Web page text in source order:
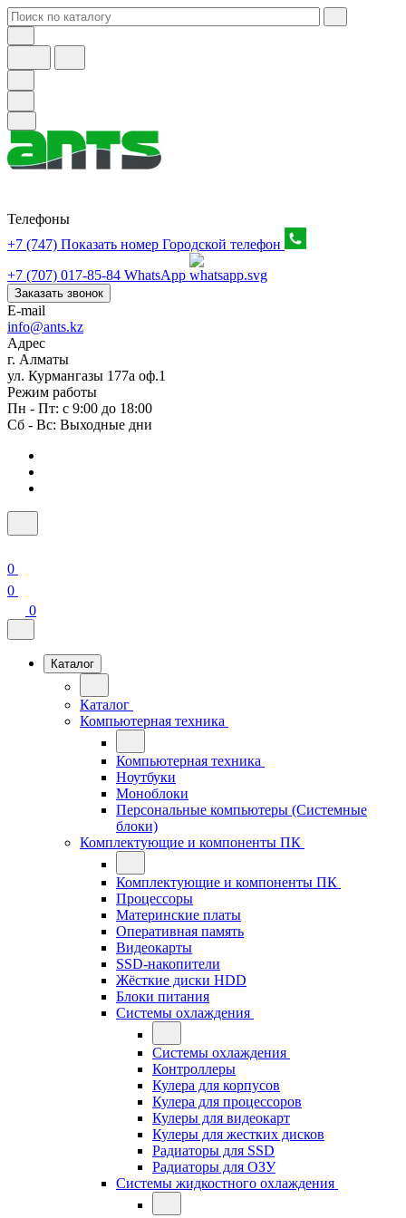
Телефоны
+7 (747) Показать номер Городской телефон
+7 (707) 017-85-84 WhatsApp
Заказать звонок
E-mail
info@ants.kz
Адрес
г. Алматы
ул. Курмангазы 177а оф.1
Режим работы
Пн - Пт: с 9:00 до 18:00
Сб - Вс: Выходные дни
0
0
0
Каталог
Каталог
Компьютерная техника
Компьютерная техника
Ноутбуки
Моноблоки
Персональные компьютеры (Системные
блоки)
Комплектующие и компоненты ПК
Комплектующие и компоненты ПК
Процессоры
Материнские платы
Оперативная память
Видеокарты
SSD-накопители
Жёсткие диски HDD
Блоки питания
Системы охлаждения
Системы охлаждения
Контроллеры
Кулера для корпусов
Кулера для процессоров
Кулеры для видеокарт
Кулеры для жестких дисков
Радиаторы для SSD
Радиаторы для ОЗУ
Системы жидкостного охлаждения